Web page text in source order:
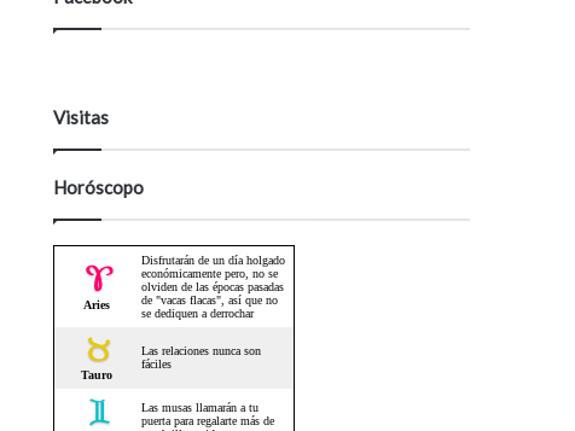
Visitas
Horóscopo